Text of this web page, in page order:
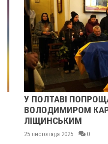
У ПОЛТАВІ
ВОЛОДИМИРОМ
ЛІЩИНСЬКИМ
25 листопада 2025 0